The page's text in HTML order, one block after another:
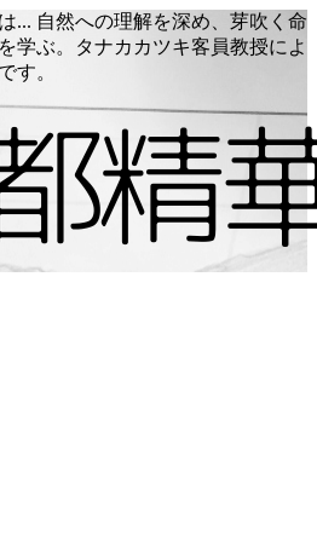
... 自然への理解を深め、芽吹く命
学ぶ。タナカカツキ客員教授によ
す。